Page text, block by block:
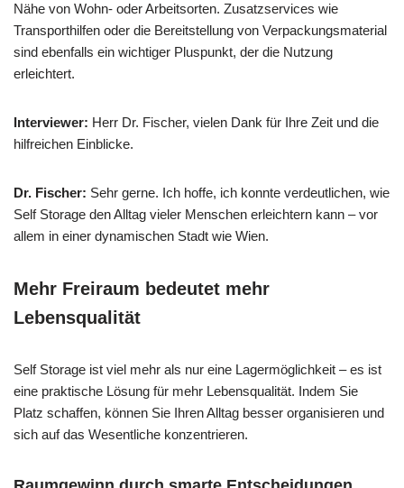
Nähe von Wohn- oder Arbeitsorten. Zusatzservices wie
Transporthilfen oder die Bereitstellung von Verpackungsmaterial
sind ebenfalls ein wichtiger Pluspunkt, der die Nutzung
erleichtert.
Interviewer: Herr Dr. Fischer, vielen Dank für Ihre Zeit und die
hilfreichen Einblicke.
Dr. Fischer: Sehr gerne. Ich hoffe, ich konnte verdeutlichen, wie
Self Storage den Alltag vieler Menschen erleichtern kann – vor
allem in einer dynamischen Stadt wie Wien.
Mehr Freiraum bedeutet mehr
Lebensqualität
Self Storage ist viel mehr als nur eine Lagermöglichkeit – es ist
eine praktische Lösung für mehr Lebensqualität. Indem Sie
Platz schaffen, können Sie Ihren Alltag besser organisieren und
sich auf das Wesentliche konzentrieren.